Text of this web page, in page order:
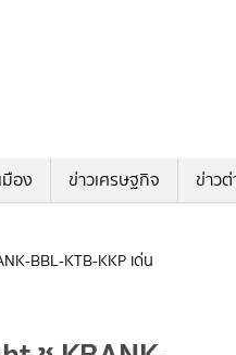
มือง ข่าวเศรษฐกิจ ข่าว
BBL-KTB-KKP เด่น